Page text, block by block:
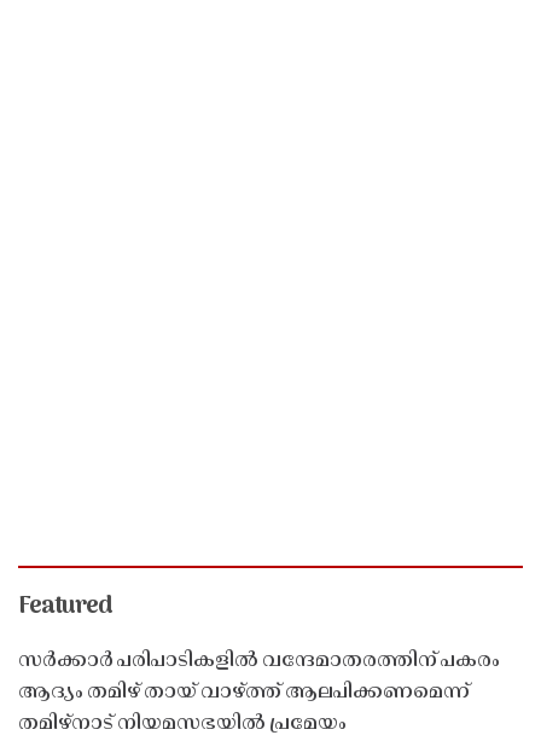
Featured
സർക്കാർ പരിപാടികളിൽ വന്ദേമാതരത്തിന് പകരം
ആദ്യം തമിഴ് തായ് വാഴ്ത്ത് ആലപിക്കണമെന്ന്
തമിഴ്നാട് നിയമസഭയിൽ പ്രമേയം